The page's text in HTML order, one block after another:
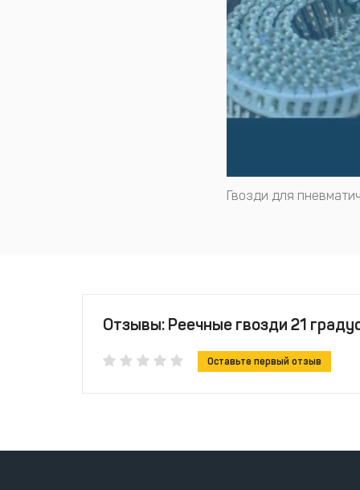
Гвозди для
Отзывы: Реечные гвозди 21
Оставьте первый отзыв